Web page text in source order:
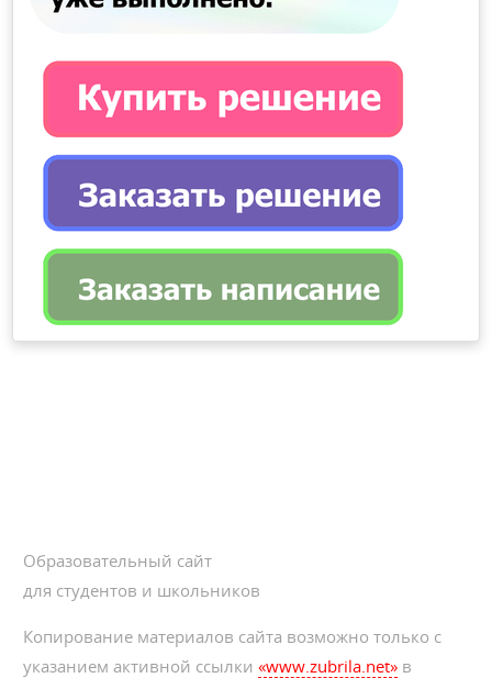
Образовательный сайт
для студентов и школьников
Копирование материалов сайта возможно только с
указанием активной ссылки«www.zubrila.net» в